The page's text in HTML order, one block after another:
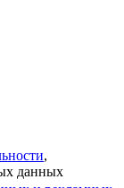
,
данных